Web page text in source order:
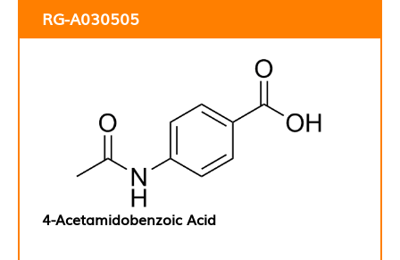
RG-A030505
4-Acetamidobenzoic Acid